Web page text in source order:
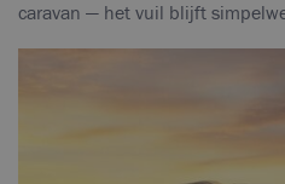
caravan — het vuil blijft